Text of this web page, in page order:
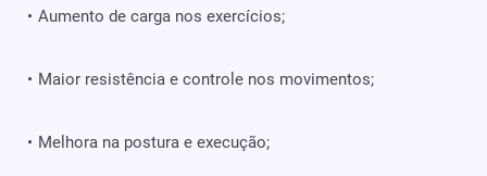
Aumento de carga nos exercícios;
Maior resistência e controle nos movimentos;
Melhora na postura e execução;